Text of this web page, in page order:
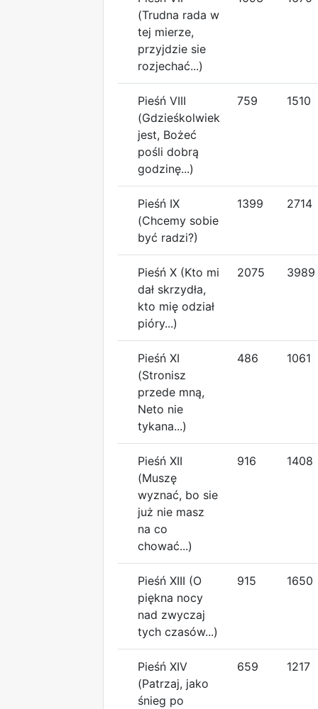
(Trudna rada w
tej mierze,
przyjdzie sie
rozjechać...)
Pieśń VIII
(Gdzieśkolwiek
jest, Bożeć
pośli dobrą
godzinę...)
759 1510
Pieśń IX
(Chcemy sobie
być radzi?)
1399 2714
Pieśń X (Kto mi
dał skrzydła,
kto mię odział
pióry...)
2075 3989
Pieśń XI
(Stronisz
przede mną,
Neto nie
tykana...)
486 1061
Pieśń XII
(Muszę
wyznać, bo sie
już nie masz
na co
chować...)
916 1408
Pieśń XIII (O
piękna nocy
nad zwyczaj
tych czasów...)
915 1650
Pieśń XIV
(Patrzaj, jako
śnieg po
659 1217